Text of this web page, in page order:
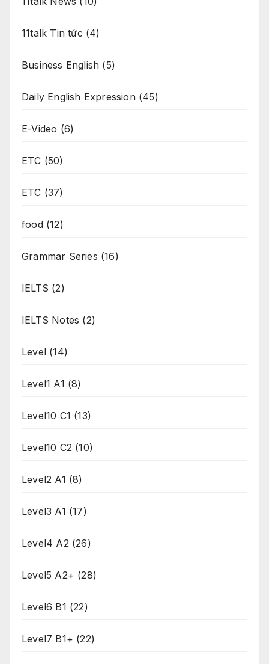
11talk Tin tức (4)
Business English (5)
Daily English Expression(45)
E-Video (6)
ETC (50)
ETC (37)
food(12)
Grammar Series (16)
IELTS (2)
IELTS Notes (2)
Level (14)
Level1 A1 (8)
Level10 C1 (13)
Level10 C2 (10)
Level2 A1 (8)
Level3 A1 (17)
Level4 A2(26)
Level5 A2+ (28)
Level6 B1 (22)
Level7 B1+ (22)